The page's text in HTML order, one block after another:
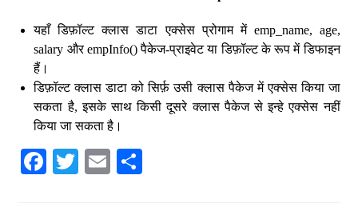
यहाँ डिफ़ॉल्ट क्लास डाटा एक्सेस प्रोगाम में emp_name, age,
salary और empInfo() पैकेज-प्राइवेट या डिफ़ॉल्ट के रूप में डिफाइन
हैं।
डिफ़ॉल्ट क्लास डाटा को सिर्फ़ उसी क्लास पैकेज में एक्सेस किया जा
सकता है, इसके साथ किसी दूसरे क्लास पैकेज से इन्हे एक्सेस नहीं
किया जा सकता है।
Fa T
E